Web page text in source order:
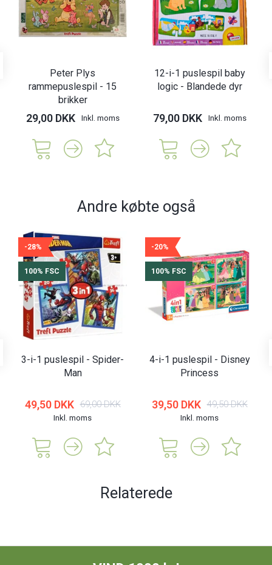
Peter Plys
rammepuslespil - 15
brikker
29,00 DKK Inkl. moms
12-i-1 puslespil baby
logic - Blandede dyr
79,00 DKK Inkl. moms
Andre købte også
-28%
100% FSC
3-i-1 puslespil - Spider-
Man
49,50 DKK 69,00 DKK
Inkl. moms
-20%
100% FSC
4-i-1 puslespil - Disney
Princess
39,50 DKK 49,50 DKK
Inkl. moms
Relaterede